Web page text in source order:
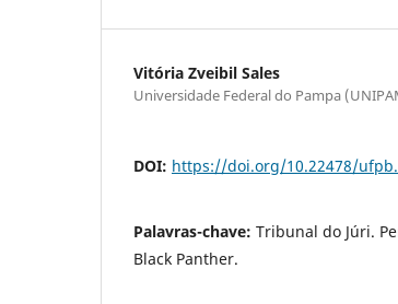
Vitória Zveibil Sales
Universidade Federal do Pampa
DOI: https://doi.org/10.22478/
Palavras-chave: Tribunal do Júri.
Black Panther.